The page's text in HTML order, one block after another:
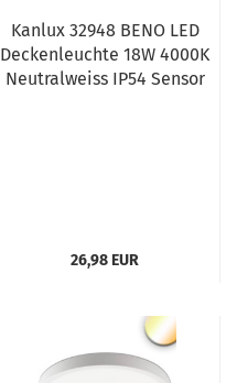
Kanlux 32948 BENO LED
Deckenleuchte 18W 4000K
Neutralweiss IP54 Sensor
26,98 EUR